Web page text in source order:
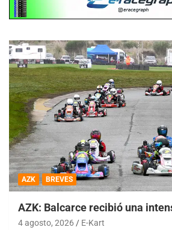
AZK BREVES
AZK: Balcarce recibió una
4 agosto, 2026 E-Kart